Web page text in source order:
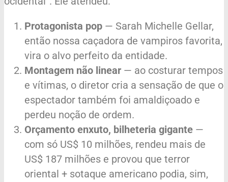
Protagonista pop — Sarah Michelle Gellar,
então nossa caçadora de vampiros favorita,
vira o alvo perfeito da entidade.
Montagem não linear — ao costurar tempos
e vítimas, o diretor cria a sensação de que o
espectador também foi amaldiçoado e
perdeu noção de ordem.
Orçamento enxuto, bilheteria gigante —
com só US$ 10 milhões, rendeu mais de
US$ 187 milhões e provou que terror
oriental + sotaque americano podia, sim,